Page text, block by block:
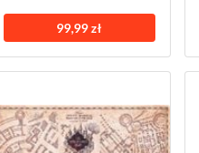
99,99 zł